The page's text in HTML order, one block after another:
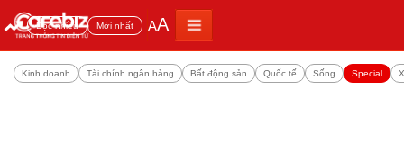
Đọc nhiều Mới nhất AA
Kinh doanh Tài chính ngân hàng Bất động sản Quốc tế Sống Special